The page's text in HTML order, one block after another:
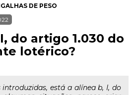
DE PESO
do artigo 1.030 do
lotérico?
introduzidas, está a alínea b, I, do